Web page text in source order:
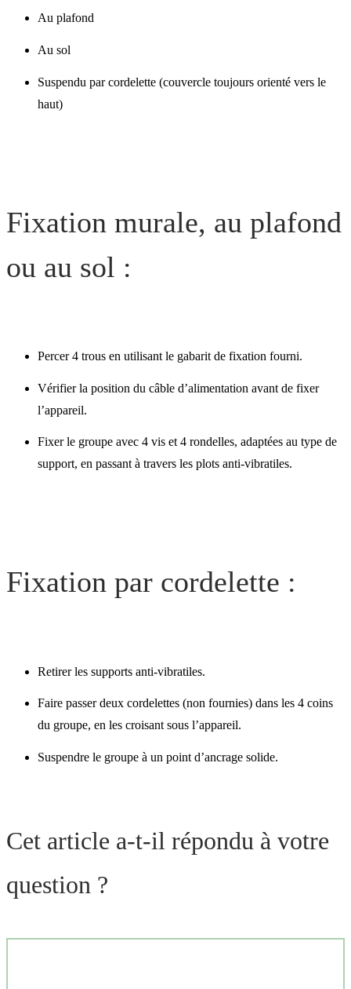
Au plafond
Au sol
Suspendu par cordelette (couvercle toujours orienté vers le
haut)
Fixation murale, au plafond
ou au sol :
Percer 4 trous en utilisant le gabarit de fixation fourni.
Vérifier la position du câble d’alimentation avant de fixer
l’appareil.
Fixer le groupe avec 4 vis et 4 rondelles, adaptées au type de
support, en passant à travers les plots anti-vibratiles.
Fixation par cordelette :
Retirer les supports anti-vibratiles.
Faire passer deux cordelettes (non fournies) dans les 4 coins
du groupe, en les croisant sous l’appareil.
Suspendre le groupe à un point d’ancrage solide.
Cet article a-t-il répondu à votre
question ?